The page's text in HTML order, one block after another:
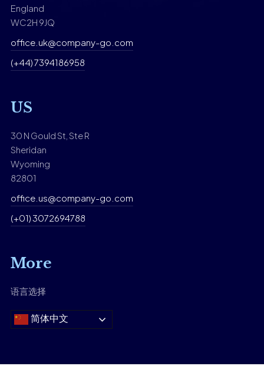
England
WC2H 9JQ
office.uk@company-go.com
(+44) 7394186958
US
30 N Gould St, Ste R
Sheridan
Wyoming
82801
office.us@company-go.com
(+01) 3072694788
More
语言选择
简体中文